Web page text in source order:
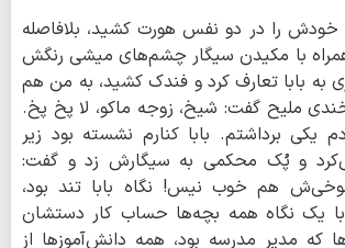
را در دو نفس هورت کشید، بلافاصله
همراه با مکیدن سیگار چشم‌های میشی رنگش
به بابا تعارف کرد و فندک کشید، به من هم
ملیح گفت: شیخ، زوجه ماکو، لا پخ پخ.
یکی برداشتم. بابا کنارم نشسته بود زیر
و پُک محکمی به سیگارش زد و گفت:
هم خوب نیس! نگاه بابا تند بود،
یک نگاه همه بچه‌ها حساب کار دستشان
که مدیر مدرسه بود، همه دانش‌آموزها از